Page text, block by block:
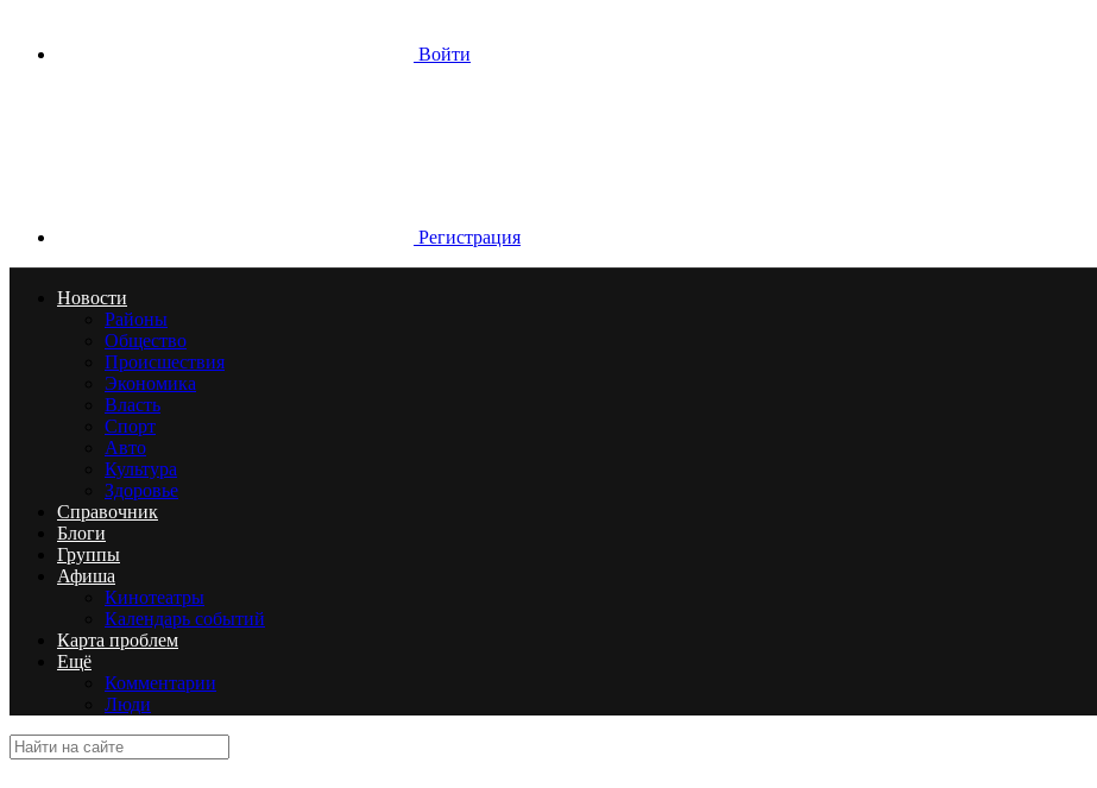
Войти
Регистрация
Новости
Районы
Общество
Происшествия
Экономика
Власть
Спорт
Авто
Культура
Здоровье
Справочник
Блоги
Группы
Афиша
Кинотеатры
Календарь событий
Карта проблем
Ещё
Комментарии
Люди